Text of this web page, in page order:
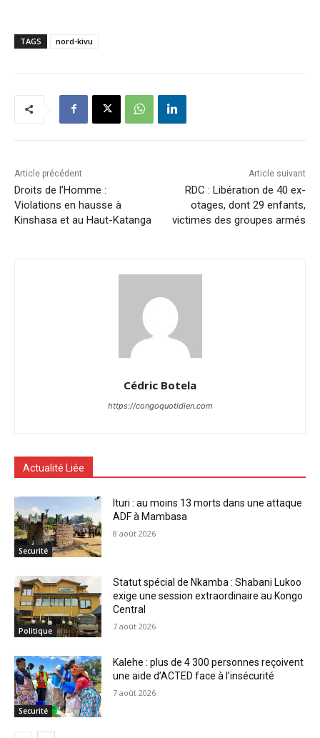
TAGS nord-kivu
Article précédent
Droits de l’Homme :
Violations en hausse à
Kinshasa et au Haut-Katanga
Article suivant
RDC : Libération de 40 ex-
otages, dont 29 enfants,
victimes des groupes armés
Cédric Botela
https://congoquotidien.com
Actualité Liée
Securité
Ituri : au moins 13 morts dans une attaque
ADF à Mambasa
8 août 2026
Politique
Statut spécial de Nkamba : Shabani Lukoo
exige une session extraordinaire au Kongo
Central
7 août 2026
Securité
Kalehe : plus de 4 300 personnes reçoivent
une aide d’ACTED face à l’insécurité
7 août 2026